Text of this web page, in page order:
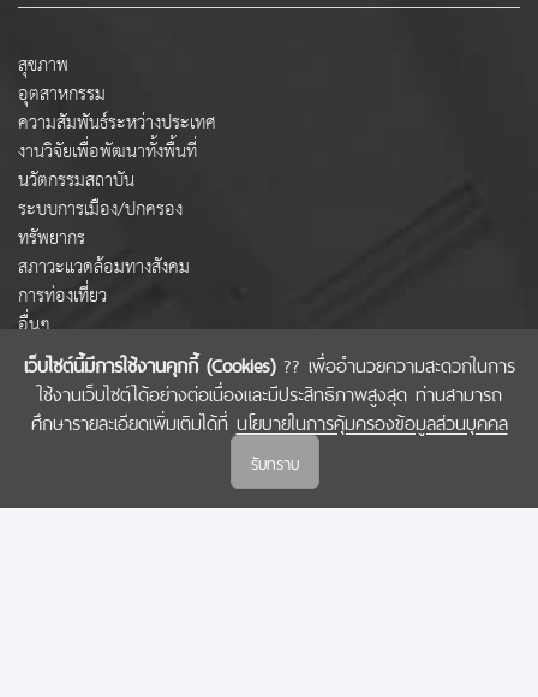
เว็บไซต์นี้มีการใช้งานคุกกี้ (Cookies)?? เพื่ออำนวยความสะดวกในการ
ใช้งานเว็บไซต์ได้อย่างต่อเนื่องและมีประสิทธิภาพสูงสุด ท่านสามารถ
ศึกษารายละเอียดเพิ่มเติมได้ที่ นโยบายในการคุ้มครองข้อมูลส่วนบุคคล
รับทราบ
สุขภาพ
อุตสาหกรรม
ความสัมพันธ์ระหว่างประเทศ
งานวิจัยเพื่อพัฒนาทั้งพื้นที่
นวัตกรรมสถาบัน
ระบบการเมือง/ปกครอง
ทรัพยากร
สภาวะแวดล้อมทางสังคม
การท่องเที่ยว
อื่นๆ
COPYRIGHT © 2022 สำนักงานคณะกรรมการส่งเสริมวิทยาศาสตร์ วิจัยและนวัตกรรม
(สกสว.)
นโยบายในการคุ้มครองข้อมูลส่วนบุคคล